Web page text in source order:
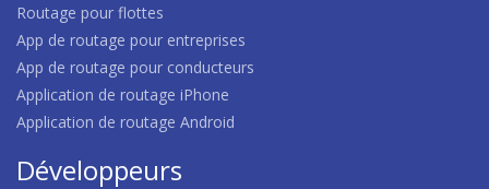
Routage pour flottes
App de routage pour entreprises
App de routage pour conducteurs
Application de routage iPhone
Application de routage Android
Développeurs